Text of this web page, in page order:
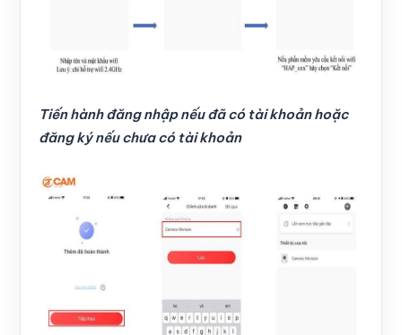
Tiến hành đăng nhập nếu đã có tài khoản hoặc
đăng ký nếu chưa có tài khoản